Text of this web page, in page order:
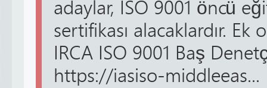
adaylar, ISO 9001 öncü
sertifikası alacaklardır.
IRCA ISO 9001 Baş
https://iasiso-middleeas...